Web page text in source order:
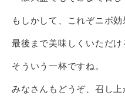
もしかして、これぞニボ効
最後まで美味しくいただけ
そういう一杯ですね。
みなさんもどうぞ、召し上